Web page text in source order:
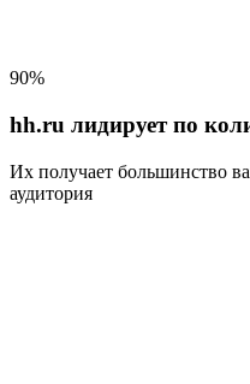
90%
hh.ru лидирует по
Их получает большинство
аудитория